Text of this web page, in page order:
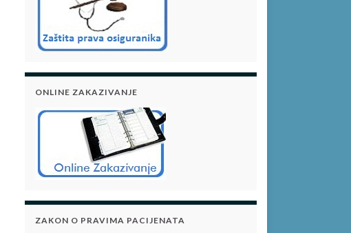
ONLINE ZAKAZIVANJE
ZAKON O PRAVIMA PACIJENATA